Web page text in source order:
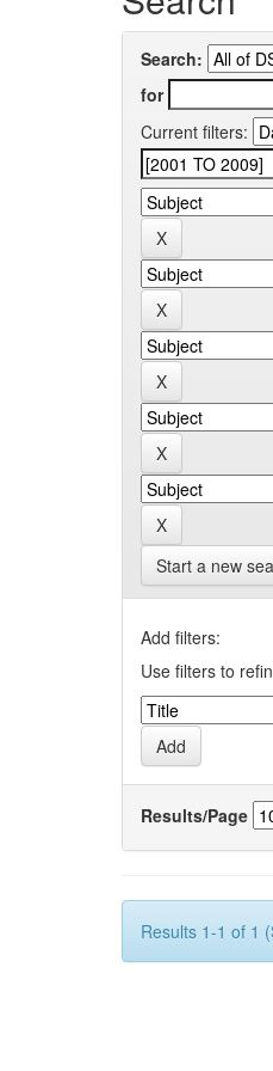
Search:
for
Current filters:
Start a new
Add filters:
Use filters to
Results/Page
Results 1-1 of 1